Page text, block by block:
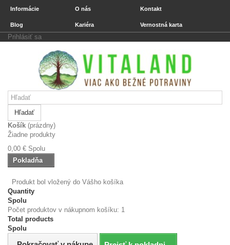
Informácie O nás Kontakt
Blog Kariéra Vernostná karta
Prihlásiť sa
Hľadať
Košík (prázdny)
Žiadne produkty
0,00 € Spolu
Pokladňa
Produkt bol vložený do Vášho košíka
Quantity
Spolu
Počet produktov v nákupnom košíku: 1
Total products
Spolu